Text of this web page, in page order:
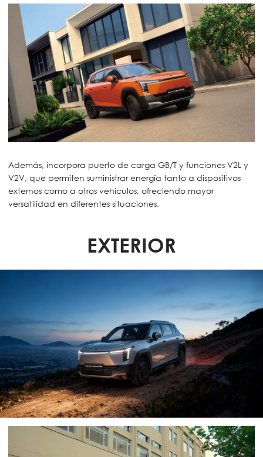
Además, incorpora puerto de carga GB/T y funciones V2L y
V2V, que permiten suministrar energía tanto a dispositivos
externos como a otros vehículos, ofreciendo mayor
versatilidad en diferentes situaciones.
EXTERIOR